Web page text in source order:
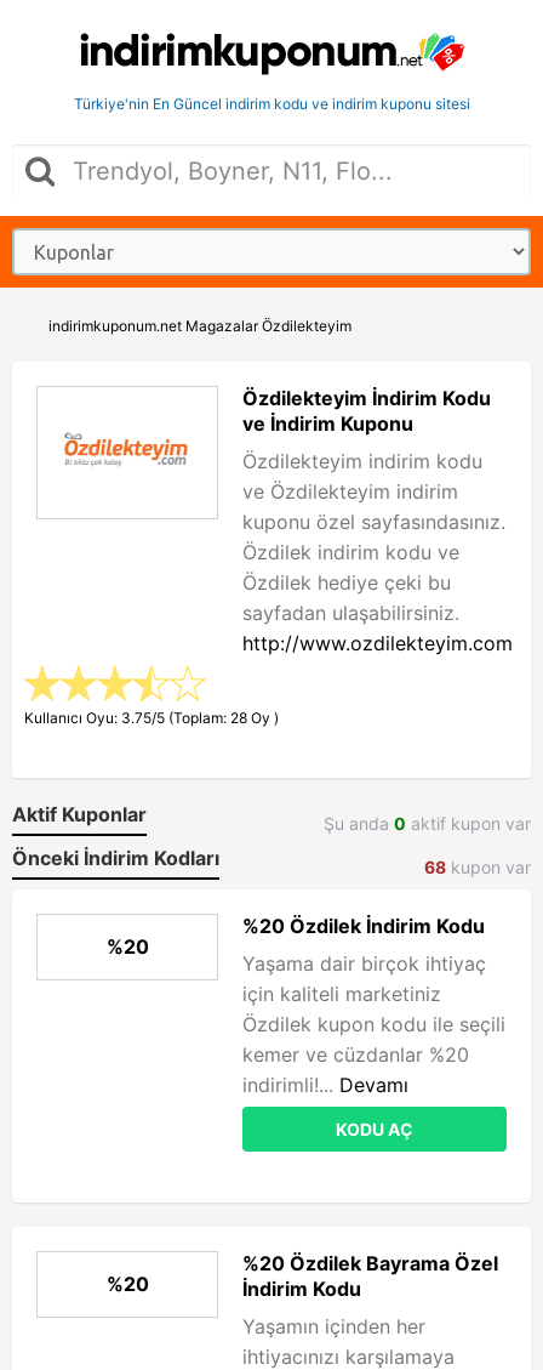
Türkiye'nin En Güncel indirim kodu ve indirim kuponu sitesi
indirimkuponum.net Magazalar Özdilekteyim
Özdilekteyim İndirim Kodu
ve İndirim Kuponu
Özdilekteyim indirim kodu
ve Özdilekteyim indirim
kuponu özel sayfasındasınız.
Özdilek indirim kodu ve
Özdilek hediye çeki bu
sayfadan ulaşabilirsiniz.
http://www.ozdilekteyim.com
Kullanıcı Oyu: 3.75/5 (Toplam: 28 Oy )
Aktif Kuponlar Şu anda 0 aktif kupon var
Önceki İndirim Kodları 68 kupon var
%20
%20 Özdilek İndirim Kodu
Yaşama dair birçok ihtiyaç
için kaliteli marketiniz
Özdilek kupon kodu ile seçili
kemer ve cüzdanlar %20
indirimli!... Devamı
KODU AÇ
%20
%20 Özdilek Bayrama Özel
İndirim Kodu
Yaşamın içinden her
ihtiyacınızı karşılamaya